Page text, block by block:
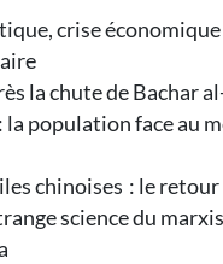
crise
la chute de Bachar
population face au
chinoises : le retour
science du